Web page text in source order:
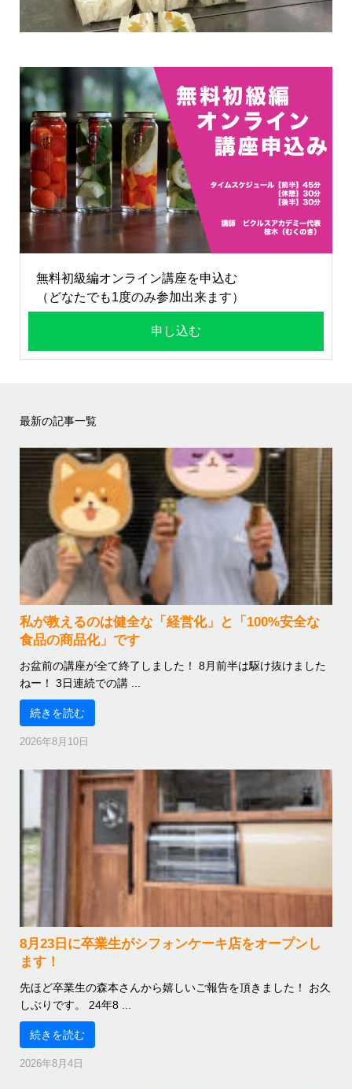
無料初級編オンライン講座を申込む
（どなたでも1度のみ参加出来ます）
申し込む
最新の記事一覧
私が教えるのは健全な「経営化」と「100%安全な
食品の商品化」です
お盆前の講座が全て終了しました！ 8月前半は駆け抜けました
ねー！ 3日連続での講 ...
続きを読む
2026年8月10日
8月23日に卒業生がシフォンケーキ店をオープンし
ます！
先ほど卒業生の森本さんから嬉しいご報告を頂きました！ お久
しぶりです。 24年8 ...
続きを読む
2026年8月4日